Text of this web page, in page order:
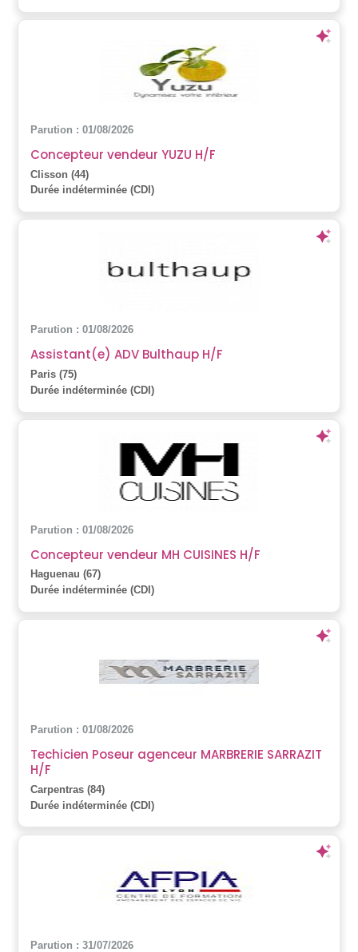
Parution : 01/08/2026
Concepteur vendeur YUZU H/F
Clisson (44)
Durée indéterminée (CDI)
Parution : 01/08/2026
Assistant(e) ADV Bulthaup H/F
Paris (75)
Durée indéterminée (CDI)
Parution : 01/08/2026
Concepteur vendeur MH CUISINES H/F
Haguenau (67)
Durée indéterminée (CDI)
Parution : 01/08/2026
Techicien Poseur agenceur MARBRERIE SARRAZIT
H/F
Carpentras (84)
Durée indéterminée (CDI)
Parution : 31/07/2026